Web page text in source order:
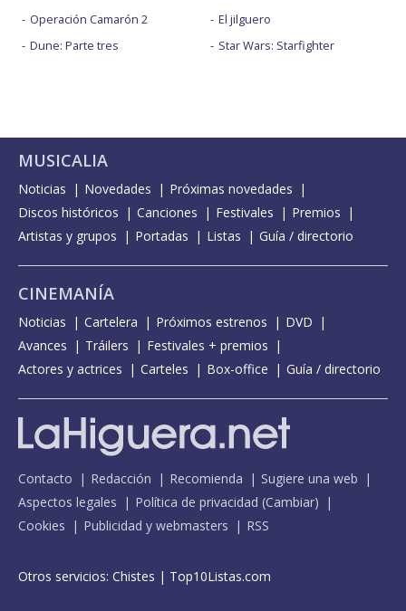
Operación Camarón 2
Dune: Parte tres
El jilguero
Star Wars: Starfighter
MUSICALIA
Noticias Novedades
Próximas novedades
Discos históricos
Canciones Festivales
Premios
Artistas y grupos
Portadas Listas Guía / directorio
CINEMANÍA
Noticias Cartelera Próximos estrenos
DVD
Avances
Tráilers
Festivales + premios
Actores y actrices
Carteles Box-office Guía / directorio
Contacto Redacción Recomienda
Sugiere una web
Aspectos legales
Política de privacidad (Cambiar)
Cookies
Publicidad y webmasters RSS
Otros servicios: Chistes | Top10Listas.com